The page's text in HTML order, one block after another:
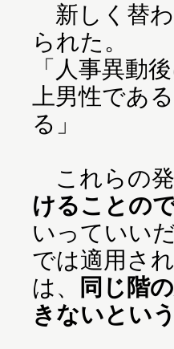
新しく替わ
られた。
「人事異動
上男性であ
る」
これらの
けることの
いっていい
では適用さ
は、
同じ階
きないとい